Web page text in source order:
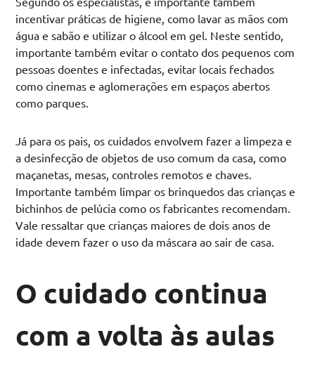
incentivar práticas de higiene, como lavar as mãos com
água e sabão e utilizar o álcool em gel. Neste sentido,
importante também evitar o contato dos pequenos com
pessoas doentes e infectadas, evitar locais fechados
como cinemas e aglomerações em espaços abertos
como parques.
Já para os pais, os cuidados envolvem fazer a limpeza e
a desinfecção de objetos de uso comum da casa, como
maçanetas, mesas, controles remotos e chaves.
Importante também limpar os brinquedos das crianças e
bichinhos de pelúcia como os fabricantes recomendam.
Vale ressaltar que crianças maiores de dois anos de
idade devem fazer o uso da máscara ao sair de casa.
O cuidado continua
com a volta às aulas